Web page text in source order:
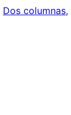
Dos columnas,